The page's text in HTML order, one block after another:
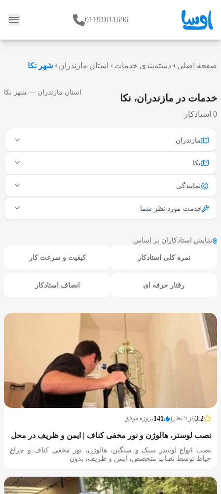
وبلاگ 01191011696
صفحه اصلی دسته‌بندی خدمات استان مازندران شهر نکا
خدمات در مازندران، نکا
0 استادکار
استان مازندران — شهر نکا
مازندران
نکا
نمایندگی
خدمت مورد نظر شما
نمایش استادکاران بر اساس
نمره کلی استادکار کیفیت و سرعت کار
رفتار حرفه ای انصاف استادکار
3.2(از 5 نظر) 141پروژه موفق
نصب لوستر، هالوژن و نور مخفی کناف | ایمن و ظریف در محل
نصب انواع لوستر سبک و سنگین، هالوژن، نور مخفی کناف و چراغ
حیاط توسط نصاب متخصص، ایمن و ظریف، بدون